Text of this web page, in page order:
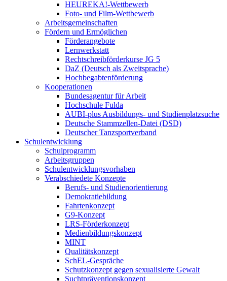
HEUREKA!-Wettbewerb
Foto- und Film-Wettbewerb
Arbeitsgemeinschaften
Fördern und Ermöglichen
Förderangebote
Lernwerkstatt
Rechtschreibförderkurse JG 5
DaZ (Deutsch als Zweitsprache)
Hochbegabtenförderung
Kooperationen
Bundesagentur für Arbeit
Hochschule Fulda
AUBI-plus Ausbildungs- und Studienplatzsuche
Deutsche Stammzellen-Datei (DSD)
Deutscher Tanzsportverband
Schulentwicklung
Schulprogramm
Arbeitsgruppen
Schulentwicklungsvorhaben
Verabschiedete Konzepte
Berufs- und Studienorientierung
Demokratiebildung
Fahrtenkonzept
G9-Konzept
LRS-Förderkonzept
Medienbildungskonzept
MINT
Qualitätskonzept
SchEL-Gespräche
Schutzkonzept gegen sexualisierte Gewalt
Suchtpräventionskonzept